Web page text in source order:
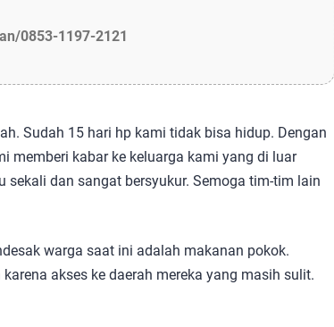
0853-1197-2121
Sudah 15 hari hp kami tidak bisa hidup. Dengan
memberi kabar ke keluarga kami yang di luar
dan sangat bersyukur. Semoga tim-tim lain
warga saat ini adalah makanan pokok.
akses ke daerah mereka yang masih sulit.